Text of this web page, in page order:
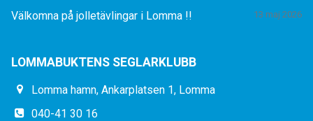
Välkomna på jolletävlingar i Lomma !! 13 maj 2026
LOMMABUKTENS SEGLARKLUBB
Lomma hamn, Ankarplatsen 1, Lomma
040-41 30 16